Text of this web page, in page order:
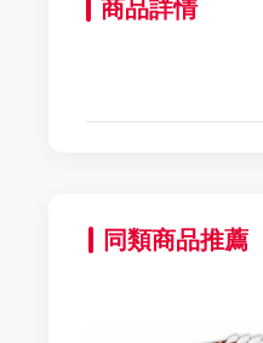
商品詳情
同類商品推薦